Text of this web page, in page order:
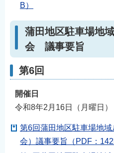
B）
蒲田地区駐車場地
会 議事要旨
第6回
開催日
令和8年2月16日（月曜日）
第6回蒲田地区駐車場地
会）議事要旨（PDF：